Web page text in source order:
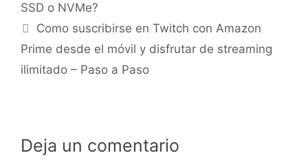
SSD o NVMe?
Como suscribirse en Twitch con Amazon
Prime desde el móvil y disfrutar de streaming
ilimitado – Paso a Paso
Deja un comentario